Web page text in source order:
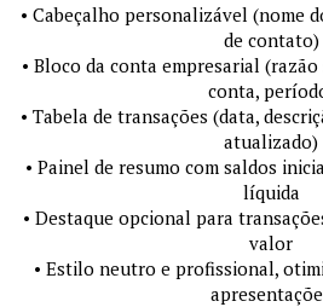
• Cabeçalho personalizável (nome
de contato)
• Bloco da conta empresarial (razão
conta,
• Tabela de transações (data,
atualizado)
• Painel de resumo com saldos
líquida
• Destaque opcional para
valor
• Estilo neutro e profissional,